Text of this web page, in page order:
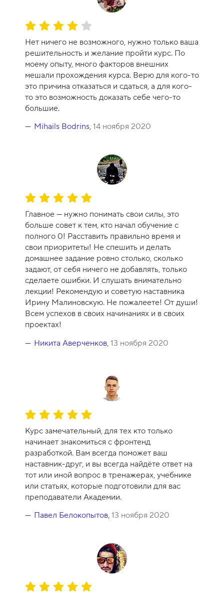
О
е
н
к
а
к
у
р
с
Нет ничего не возможного, нужно только ваша
решительность и желание пройти курс. По
моему опыту, много факторов внешних
мешали прохождения курса. Верю для кого-то
это причина отказаться и сдаться, а для кого-
то это возможность доказать себе чего-то
большие.
Mihails Bodrins, 14 ноября 2020
О
ц
е
н
к
а
к
у
р
с
а
-
1
0
Главное — нужно понимать свои силы, это
больше совет к тем, кто начал обучение с
полного 0! Расставить правильно время и
свои приоритеты! Не спешить и делать
домашнее задание ровно столько, сколько
задают, от себя ничего не добавлять, только
сделаете ошибки. И слушать внимательно
лекции! Рекомендую и советую наставника
Ирину Малиновскую. Не пожалеете! От души!
Всем успехов в своих начинаниях и в своих
проектах!
Никита Аверченков, 13 ноября 2020
О
е
н
к
а
к
у
р
с
Курс замечательный, для тех кто только
начинает знакомиться с фронтенд
разработкой. Вам всегда поможет ваш
наставник-друг, и вы всегда найдёте ответ на
тот или иной вопрос в тренажерах, учебнике
или статьях, которые подготовили для вас
преподаватели Академии.
Павел Белокопытов, 13 ноября 2020
О